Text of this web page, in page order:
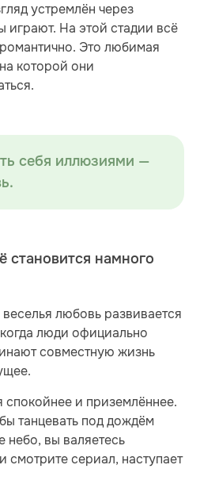
устремлён через
играют. На этой стадии всё
Это любимая
которой они
себя иллюзиями —
становится намного
любовь развивается
люди официально
совместную жизнь
спокойнее и приземлённее.
танцевать под дождём
небо, вы валяетесь
смотрите сериал, наступает